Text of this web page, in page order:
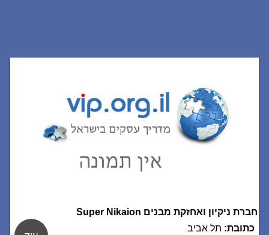
חברת ניקיון ואחזקת מבנים Super Nikaion
כתובת: תל אביב